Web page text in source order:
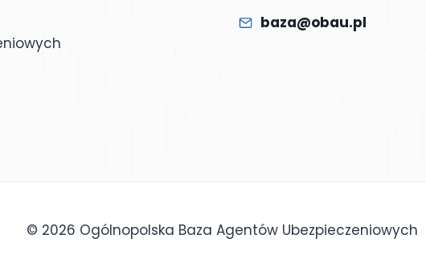
baza@obau.pl
© 2026 Ogólnopolska Baza Agentów Ubezpieczeniowych